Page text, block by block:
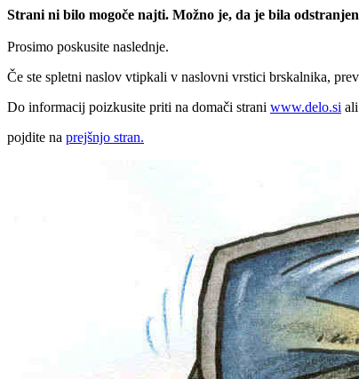
Strani ni bilo mogoče najti. Možno je, da je bila
Prosimo poskusite naslednje.
Če ste spletni naslov vtipkali v naslovni vrstici brskalnika,
Do informacij poizkusite priti na domači strani www.delo.si ali
pojdite na prejšnjo stran.